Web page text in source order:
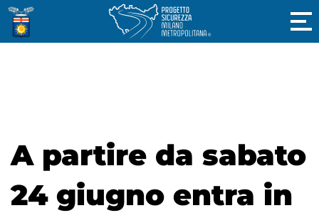
A partire da sabato
24 giugno entra in